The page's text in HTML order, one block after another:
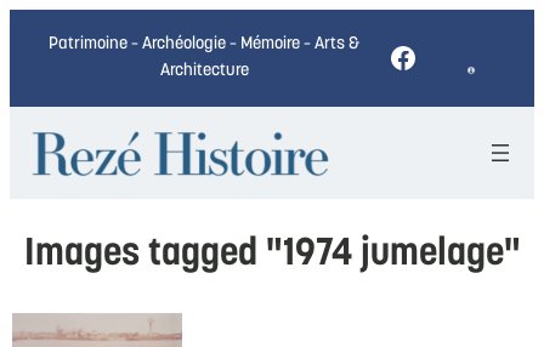
Patrimoine – Archéologie – Mémoire – Arts &
Architecture
Facebook
Images tagged "1974 jumelage"